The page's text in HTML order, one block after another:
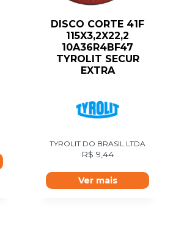
DISCO CORTE 41F
115X3,2X22,2
10A36R4BF47
TYROLIT SECUR
EXTRA
TYROLIT DO BRASIL LTDA
R$ 9,44
Ver mais